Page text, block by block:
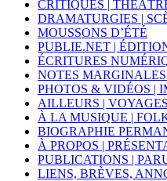
CRITIQUES |
DRAMATURGIES |
MOUSSONS D’ÉTÉ
PUBLIE.NET |
ÉCRITURES
NOTES MARGINALES
PHOTOS & VIDÉOS |
AILLEURS | VOYAGES
À LA MUSIQUE |
BIOGRAPHIE
À PROPOS |
PUBLICATIONS |
LIENS, BRÈVES,